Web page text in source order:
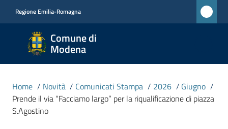
Regione Emilia-Romagna
Comune di
Modena
Comune
di
Modena
CIVICA
MONET
Home / Novità / Comunicati Stampa / 2026 / Giugno /
Prende il via “Facciamo largo” per la riqualificazione di piazza
S.Agostino